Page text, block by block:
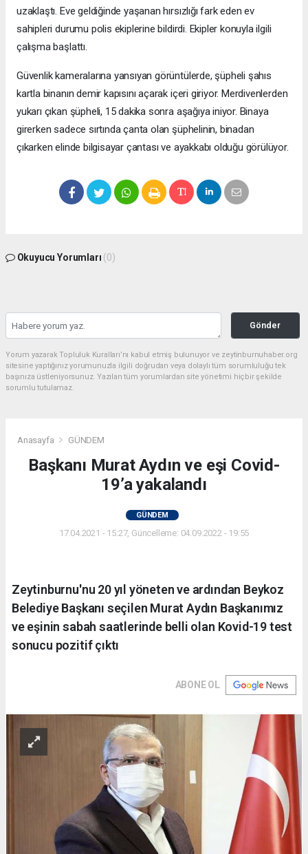
uzaklaştı. Eve geldiğinde yaşanan hırsızlığı fark eden ev
sahipleri durumu polis ekiplerine bildirdi. Ekipler konuyla ilgili
çalışma başlattı.
Güvenlik kameralarına yansıyan görüntülerde, şüpheli şahıs
kartla binanın demir kapısını açarak içeri giriyor. Merdivenlerden
yukarı çıkan şüpheli, 15 dakika sonra aşağıya iniyor. Binaya
girerken sadece sırtında çanta olan şüphelinin, binadan
çıkarken elinde bilgisayar çantası ve ayakkabı olduğu görülüyor.
Okuyucu Yorumları (0)
Gönder
Yorum yazarak Topluluk Kuralları’nı kabul etmiş bulunuyor ve zeytinburnuhaber.org
sitesine yaptığınız yorumunuzla ilgili doğrudan veya dolaylı tüm sorumluluğu tek
başınıza üstleniyorsunuz. Yazılan tüm yorumlardan site yönetimi hiçbir şekilde
sorumlu tutulamaz.
Anasayfa GÜNDEM
Başkanı Murat Aydın ve eşi Covid-
19’a yakalandı
GÜNDEM
17.04.2021 - 15:27, Güncelleme: 04.09.2022 - 19:55
Zeytinburnu'nu 20 yıl yöneten ve ardından Beykoz
Belediye Başkanı seçilen Murat Aydın Başkanımız
ve eşinin sabah saatlerinde belli olan Kovid-19 test
sonucu pozitif çıktı
ABONE OL